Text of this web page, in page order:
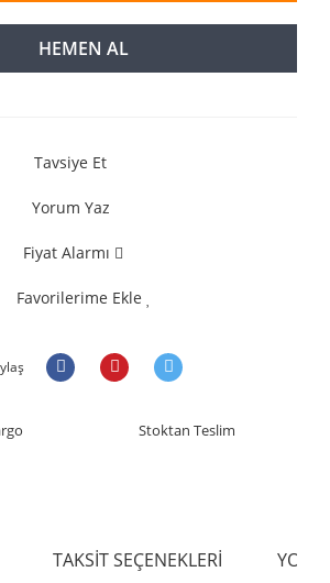
HEMEN AL
Tavsiye Et
Yorum Yaz
Fiyat Alarmı
Favorilerime Ekle
Stoktan Teslim
TAKSİT SEÇENEKLERİ